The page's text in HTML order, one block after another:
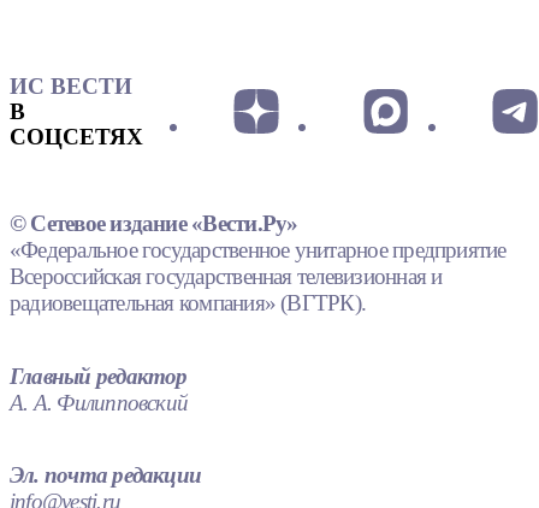
ИС ВЕСТИ
В
СОЦСЕТЯХ
© Сетевое издание «Вести.Ру»
«Федеральное государственное унитарное предприятие
Всероссийская государственная телевизионная и
радиовещательная компания» (ВГТРК).
Главный редактор
А. А. Филипповский
Эл. почта редакции
info@vesti.ru